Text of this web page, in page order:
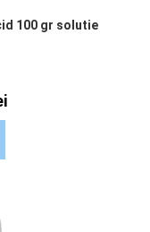
100 gr solutie